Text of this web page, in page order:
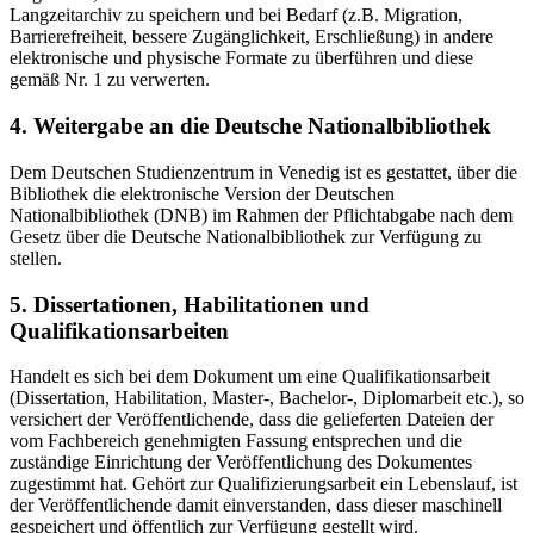
Langzeitarchiv zu speichern und bei Bedarf (z.B. Migration,
Barrierefreiheit, bessere Zugänglichkeit, Erschließung) in andere
elektronische und physische Formate zu überführen und diese
gemäß Nr. 1 zu verwerten.
4. Weitergabe an die Deutsche Nationalbibliothek
Dem Deutschen Studienzentrum in Venedig ist es gestattet, über die
Bibliothek die elektronische Version der Deutschen
Nationalbibliothek (DNB) im Rahmen der Pflichtabgabe nach dem
Gesetz über die Deutsche Nationalbibliothek zur Verfügung zu
stellen.
5. Dissertationen, Habilitationen und
Qualifikationsarbeiten
Handelt es sich bei dem Dokument um eine Qualifikationsarbeit
(Dissertation, Habilitation, Master-, Bachelor-, Diplomarbeit etc.), so
versichert der Veröffentlichende, dass die gelieferten Dateien der
vom Fachbereich genehmigten Fassung entsprechen und die
zuständige Einrichtung der Veröffentlichung des Dokumentes
zugestimmt hat. Gehört zur Qualifizierungsarbeit ein Lebenslauf, ist
der Veröffentlichende damit einverstanden, dass dieser maschinell
gespeichert und öffentlich zur Verfügung gestellt wird.